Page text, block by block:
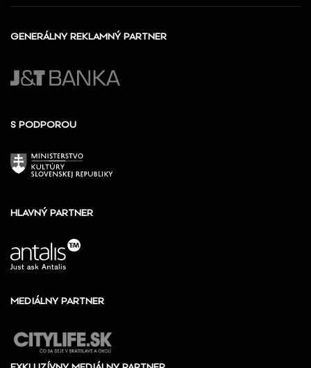
GENERÁLNY REKLAMNÝ PARTNER
S PODPOROU
HLAVNÝ PARTNER
MEDIÁLNY PARTNER